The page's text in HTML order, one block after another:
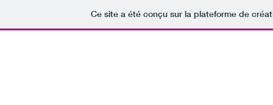
Ce site a été conçu sur la plateforme de